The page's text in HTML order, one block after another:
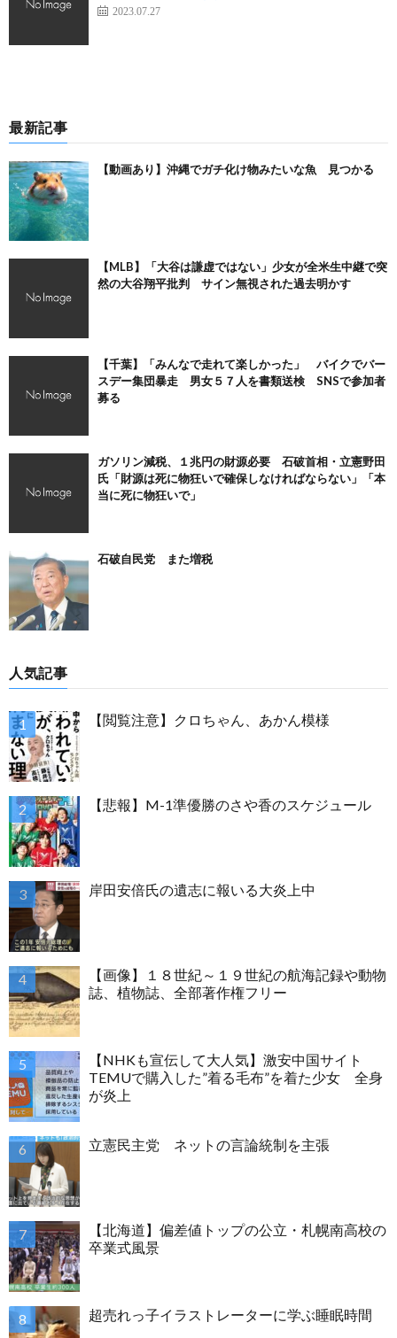
2023.07.27
最新記事
【動画あり】沖縄でガチ化け物みたいな魚 見つかる
【MLB】「大谷は謙虚ではない」少女が全米生中継で突
然の大谷翔平批判 サイン無視された過去明かす
【千葉】「みんなで走れて楽しかった」 バイクでバー
スデー集団暴走 男女５７人を書類送検 SNSで参加者
募る
ガソリン減税、１兆円の財源必要 石破首相・立憲野田
氏「財源は死に物狂いで確保しなければならない」「本
当に死に物狂いで」
石破自民党 また増税
人気記事
【閲覧注意】クロちゃん、あかん模様
【悲報】M-1準優勝のさや香のスケジュール
岸田安倍氏の遺志に報いる大炎上中
【画像】１８世紀～１９世紀の航海記録や動物
誌、植物誌、全部著作権フリー
【NHKも宣伝して大人気】激安中国サイト
TEMUで購入した”着る毛布”を着た少女 全身
が炎上
立憲民主党 ネットの言論統制を主張
【北海道】偏差値トップの公立・札幌南高校の
卒業式風景
超売れっ子イラストレーターに学ぶ睡眠時間